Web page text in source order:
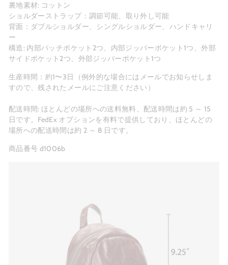
裏地素材: コットン
ショルダーストラップ：調節可能、取り外し可能
背面：ダブルショルダー、シングルショルダー、ハンドキャリ
ー
構造: 内部パッチポケット2つ、内部ジッパーポケット1つ、外部
サイドポケット2つ、外部ジッパーポケット1つ
生産時間：約1〜3日（例外的な場合にはメールでお知らせしま
すので、残されたメールにご注意ください）
配送時間: ほとんどの場所への送料無料、配送時間は約 5 ～ 15
日です。FedEx オプションを有料で提供しており、ほとんどの
場所への配送時間は約 2 ～ 8 日です。
商品番号 d1006b